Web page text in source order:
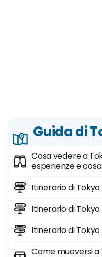
Guida di
Cosa vedere a
esperienze e
Itinerario di Tokyo
Itinerario di
Itinerario di Tokyo
Come muoversi a